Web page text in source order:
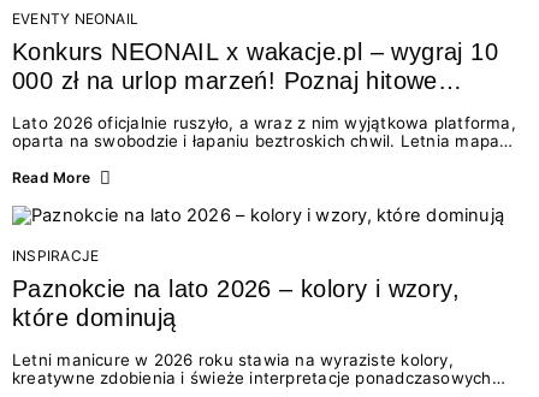
EVENTY NEONAIL
Konkurs NEONAIL x wakacje.pl – wygraj 10
000 zł na urlop marzeń! Poznaj hitowe
Lato 2026 oficjalnie ruszyło, a wraz z nim wyjątkowa platforma,
oparta na swobodzie i łapaniu beztroskich chwil. Letnia mapa
doświadczenia wakacji – od spontanicznych wyjazdów, przez
Motywem przewodnim jest eksplorowanie i kolekcjonowanie
letnich momentów. Z tej okazji przygotowaliśmy coś absolutnie
wyjątkowego: wielki konkurs z wakacje.pl oraz dawkę
najgorętszych trendów w...
Read More
INSPIRACJE
Paznokcie na lato 2026 – kolory i wzory,
które dominują
Letni manicure w 2026 roku stawia na wyraziste kolory,
kreatywne zdobienia i świeże interpretacje ponadczasowych